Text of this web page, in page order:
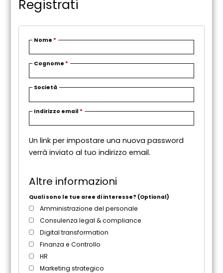
Registrati
Nome *
Cognome *
Società
Indirizzo email * R
h
t
o
Un link per impostare una nuova password
verrà inviato al tuo indirizzo email.
Altre informazioni
Quali sono le tue aree di interesse? (Optional)
Amministrazione del personale
Consulenza legal & compliance
Digital transformation
Finanza e Controllo
HR
Marketing strategico